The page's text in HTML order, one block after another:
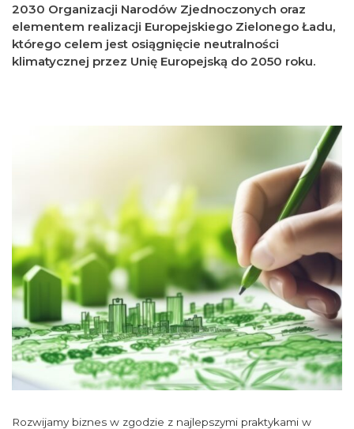
2030 Organizacji Narodów Zjednoczonych oraz
elementem realizacji Europejskiego Zielonego Ładu,
którego celem jest osiągnięcie neutralności
klimatycznej przez Unię Europejską do 2050 roku.
Rozwijamy biznes w zgodzie z najlepszymi praktykami w